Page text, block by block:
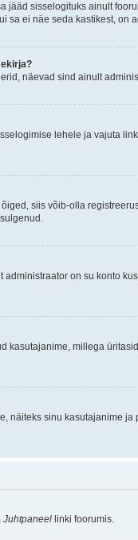
jääd sisselogituks ainult
sa ei näe seda kastikest, on
näevad sind ainult
lehele ja vajuta
siis võib-olla
on su konto
kasutajanime, millega
näiteks sinu kasutajanime
Juhtpaneel linki foorumis.